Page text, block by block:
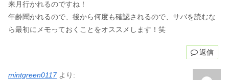
来月行かれるのですね！
年齢聞かれるので、後から何度も確認されるので、サバを読むな
ら最初にメモっておくことをオススメします！笑
返信
mintgreen0117 より: